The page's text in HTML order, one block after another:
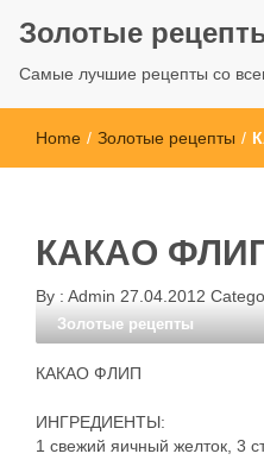
Золотые
Самые лучшие рецепты со
Home / Золотые рецепты /
КАКАО
By : Admin 27.04.2012
Золотые рецепты
КАКАО ФЛИП
ИНГРЕДИЕНТЫ:
1 свежий яичный желток, 3